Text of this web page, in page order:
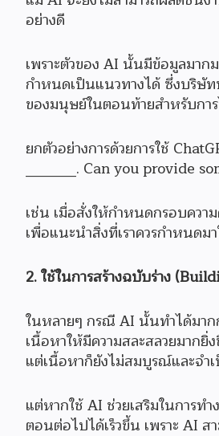
อย่างดี
เพราะตัวของ AI นั้นมีข้อมูลมา
กำหนดเป็นแนวทางได้ ซึ่งบริษั
ของมนุษย์ในตอนท้ายสำหรับกา
ยกตัวอย่างการด้วยการใช้
_______. Can you provide
เช่น เมื่อสั่งให้กำหนดกรอบควา
เพื่อแนะนำสิ่งที่เราควรกำหนดม
2. ใช้ในการสร้างฉบับร่าง
ในหลายๆ กรณี AI นั้นทำได้มาก
เนื้อหาให้มีความสละสลวยมากยิ่
แต่เนื้อหาก็ยังไม่สมบูรณ์และจำ
แต่หากใช้ AI ช่วยเสริมในการท
ตอนต่อไปได้เร็วขึ้น เพราะ AI